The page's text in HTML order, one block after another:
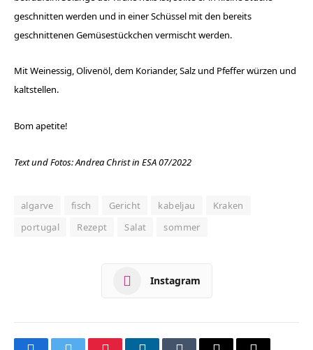
geschnitten werden und in einer Schüssel mit den bereits
geschnittenen Gemüsestückchen vermischt werden.
Mit Weinessig, Olivenöl, dem Koriander, Salz und Pfeffer würzen und
kaltstellen.
Bom apetite!
Text und Fotos: Andrea Christ in ESA 07/2022
algarve fisch Gericht kabeljau
Kraken
portugal
Rezept Salat sommer
Instagram